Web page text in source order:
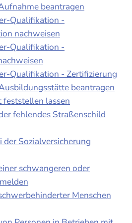
beantragen
Qualifikation -
nachweisen
Qualifikation -
Qualifikation - Zertifizierung
beantragen
lassen
fehlendes Straßenschild
der Sozialversicherung
schwangeren oder
Menschen